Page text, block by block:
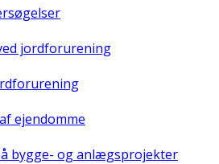
jordforurening
ejendomme
bygge- og anlægsprojekter